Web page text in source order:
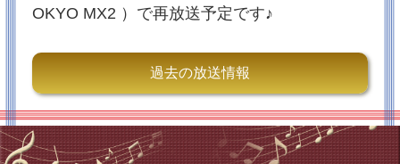
★2025年1月1日（水・祝）午前7:55～10:00放送
「都響Morning Concert～一年の幕開けを都響とともに
♪演奏曲目
◆ベートーヴェン：ピアノ協奏曲第3番 ハ短調 op.37
◆ブルックナー：交響曲第7番 ホ長調 WAB107（ノヴ
ァーク版）
【指揮】大野和士（都響 音楽監督）【ピアノ】ポー
ル・ルイス
(2024年9月4日 第1007回定期演奏会Aシリーズ＠東京
文化会館 収録）
OKYO MX2 ）で再放送予定です♪
過去の放送情報